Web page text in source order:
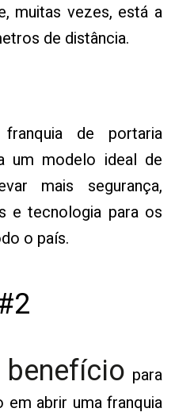
muitas vezes, está a
de distância.
de portaria
um modelo ideal de
mais segurança,
e tecnologia para os
o país.
para
em abrir uma franquia